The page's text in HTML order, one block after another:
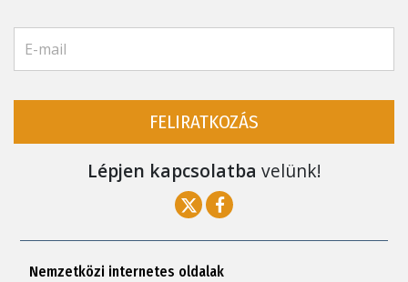
FELIRATKOZÁS
Lépjen kapcsolatba velünk!
Nemzetközi internetes oldalak